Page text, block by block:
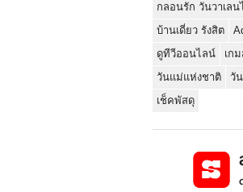
กลอนรัก วันวาเล
บ้านเดี่ยว รังสิต
ดูทีวีออนไลน์
เก
วันแม่แห่งชาติ
วั
เช็คพัสดุ